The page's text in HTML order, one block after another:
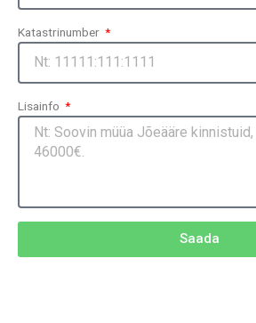
Katastrinumber
Lisainfo
Saada